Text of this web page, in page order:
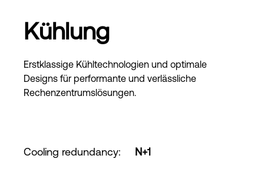
Kühlung
Erstklassige Kühltechnologien und optimale
Designs für performante und verlässliche
Rechenzentrumslösungen.
Cooling redundancy: N+1